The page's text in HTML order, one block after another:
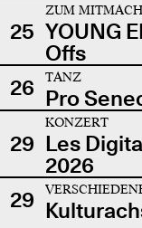
25
ZUM
YOUNG
Offs
26
TANZ
Pro
29
KONZERT
Les
2026
29